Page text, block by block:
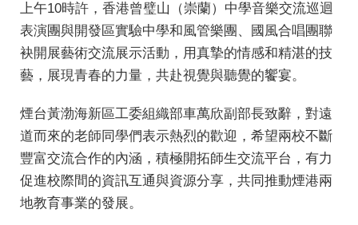
上午10時許，香港曾璧山（崇蘭）中學音樂交流巡迴
表演團與開發區實驗中學和風管樂團、國風合唱團聯
袂開展藝術交流展示活動，用真摯的情感和精湛的技
藝，展現青春的力量，共赴視覺與聽覺的饗宴。
煙台黃渤海新區工委組織部車萬欣副部長致辭，對遠
道而來的老師同學們表示熱烈的歡迎，希望兩校不斷
豐富交流合作的內涵，積極開拓師生交流平台，有力
促進校際間的資訊互通與資源分享，共同推動煙港兩
地教育事業的發展。